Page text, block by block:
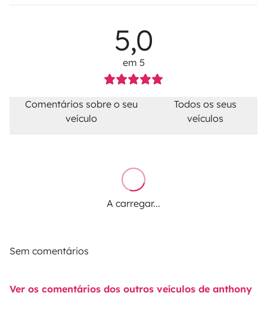
5,0
em 5
Comentários sobre o seu
veículo
Todos os seus
veículos
A carregar...
Sem comentários
Ver os comentários dos outros veículos de anthony